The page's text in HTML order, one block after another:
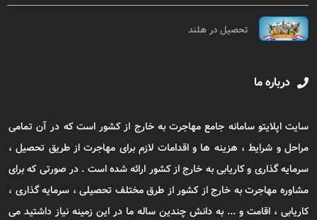
تحصیل در هلند
درباره ما
سایت اپلایتو سامانه جامع مهاجرت به خارج از کشور است که در آن تمامی
مراحل و شرایط ، هزینه ها و اقدامات لازم برای مهاجرت از طریق تحصیل ،
سرمایه گذاری و کاریابی به خارج از کشور ارائه شده است . در صورتی که برای
مشاوره مهاجرت به خارج از کشور از طرق مختلف تحصیلی ، سرمایه گذاری ،
کاریابی ، اقامت و ... به دانش چندین ساله ما در این زمینه نیاز داشتید می